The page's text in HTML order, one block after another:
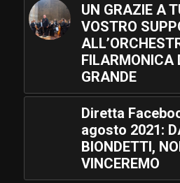
UN GRAZIE A
VOSTRO
FILARMONICA
GRANDE
Diretta
agosto 2021:
BIONDETTI,
VINCEREMO